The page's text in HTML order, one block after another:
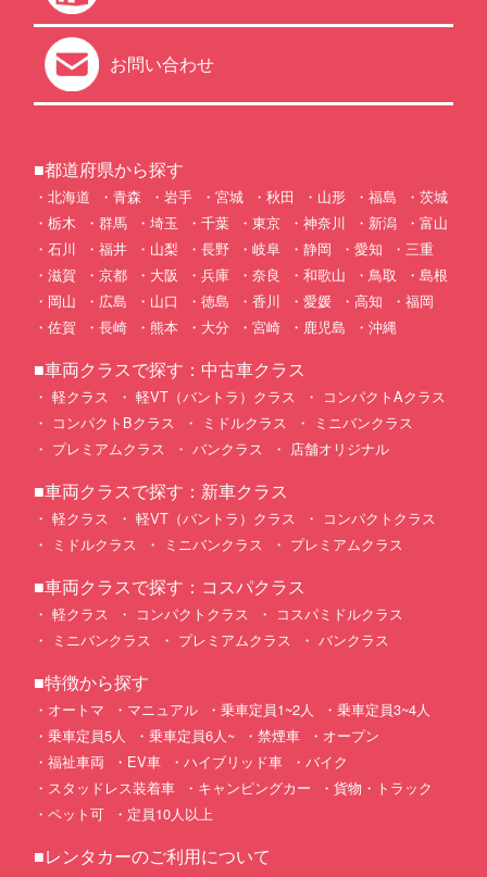
お問い合わせ
■都道府県から探す
北海道 青森 岩手 宮城 秋田 山形 福島
茨城
栃木
群馬 埼玉 千葉 東京 神奈川 新潟
富山
石川
福井 山梨 長野 岐阜 静岡 愛知
三重
滋賀
京都 大阪 兵庫 奈良 和歌山 鳥取
島根
岡山
広島 山口 徳島 香川 愛媛 高知
福岡
佐賀
長崎 熊本 大分 宮崎 鹿児島 沖縄
■車両クラスで探す：中古車クラス
軽クラス 軽VT（バントラ）クラス
コンパクトAクラス
コンパクトBクラス
ミドルクラス
ミニバンクラス
プレミアムクラス
バンクラス 店舗オリジナル
■車両クラスで探す：新車クラス
軽クラス 軽VT（バントラ）クラス
コンパクトクラス
ミドルクラス
ミニバンクラス プレミアムクラス
■車両クラスで探す：コスパクラス
軽クラス コンパクトクラス
コスパミドルクラス
ミニバンクラス
プレミアムクラス バンクラス
■特徴から探す
オートマ マニュアル 乗車定員1~2人
乗車定員3~4人
乗車定員5人
乗車定員6人~ 禁煙車
オープン
福祉車両
EV車 ハイブリッド車
バイク
スタッドレス装着車
キャンピングカー
貨物・トラック
ペット可
定員10人以上
■レンタカーのご利用について